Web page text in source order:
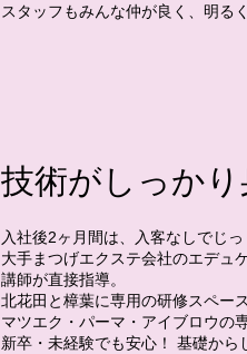
スタッフもみんな仲が良く、明る
技術がしっか
入社後2ヶ月間は、入客なしでじ
大手まつげエクステ会社のエデュ
講師が直接指導。
北花田と樟葉に専用の研修スペー
マツエク・パーマ・アイブロウの
新卒・未経験でも安心！ 基礎から